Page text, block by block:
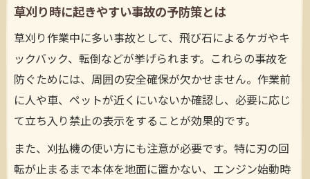
草刈り時の安全対策と労働安全衛生法の関
係
刈払機作業に求められる法令遵守ポイント
安全マニュアルを活用した草刈り現場管理
保護具義務と草刈り安全ルールの基本解説
草刈作業で守るべき安全基準と手順の整理
事故を避けるための草刈り事前準備術
草刈り時に起きやすい事故の予防策とは
草刈り作業中に多い事故として、飛び石によるケガやキ
ックバック、転倒などが挙げられます。これらの事故を
防ぐためには、周囲の安全確保が欠かせません。作業前
に人や車、ペットが近くにいないか確認し、必要に応じ
て立ち入り禁止の表示をすることが効果的です。
また、刈払機の使い方にも注意が必要です。特に刃の回
転が止まるまで本体を地面に置かない、エンジン始動時